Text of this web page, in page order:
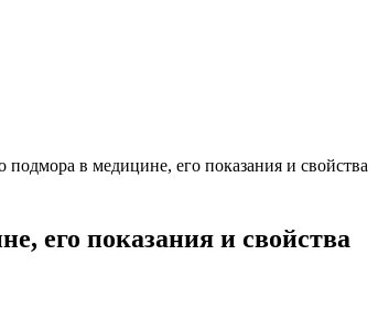
в медицине, его показания и свойства
его показания и свойства